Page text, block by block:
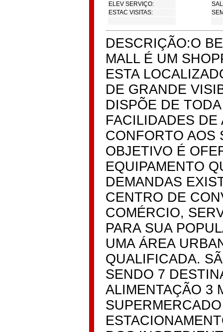
ELEV SERVIÇO:
ESTAC VISITAS:
DESCRIÇÃO:O
MALL É UM
ESTA
DE GRANDE
DISPÕE DE
FACILIDADES DE
CONFORTO AOS
OBJETIVO É
EQUIPAMENTO
DEMANDAS
CENTRO DE
COMÉRCIO,
PARA SUA
UMA ÁREA
QUALIFICADA.
SENDO 7
ALIMENTAÇÃO 3